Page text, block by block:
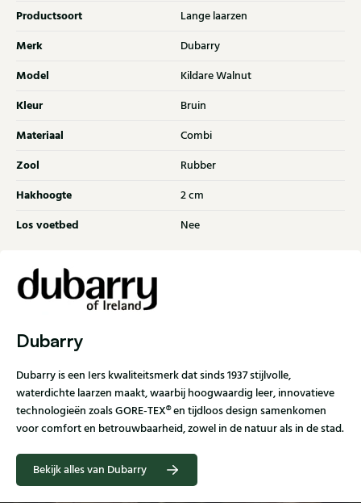
Productsoort Lange laarzen
Merk Dubarry
Model Kildare Walnut
Kleur Bruin
Materiaal Combi
Zool Rubber
Hakhoogte 2 cm
Los voetbed Nee
Dubarry
Dubarry is een Iers kwaliteitsmerk dat sinds 1937 stijlvolle,
waterdichte laarzen maakt, waarbij hoogwaardig leer, innovatieve
technologieën zoals GORE‑TEX® en tijdloos design samenkomen
voor comfort en betrouwbaarheid, zowel in de natuur als in de stad.
Bekijk alles van Dubarry